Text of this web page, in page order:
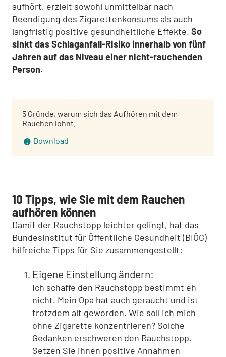
aufhört, erzielt sowohl unmittelbar nach
Beendigung des Zigarettenkonsums als auch
langfristig positive gesundheitliche Effekte. So
sinkt das Schlaganfall-Risiko innerhalb von fünf
Jahren auf das Niveau einer nicht-rauchenden
Person.
5 Gründe, warum sich das Aufhören mit dem
Rauchen lohnt.
Download
10 Tipps, wie Sie mit dem Rauchen
aufhören können
Damit der Rauchstopp leichter gelingt, hat das
Bundesinstitut für Öffentliche Gesundheit (BIÖG)
hilfreiche Tipps für Sie zusammengestellt:
Eigene Einstellung ändern:
Ich schaffe den Rauchstopp bestimmt eh
nicht. Mein Opa hat auch geraucht und ist
trotzdem alt geworden. Wie soll ich mich
ohne Zigarette konzentrieren? Solche
Gedanken erschweren den Rauchstopp.
Setzen Sie ihnen positive Annahmen